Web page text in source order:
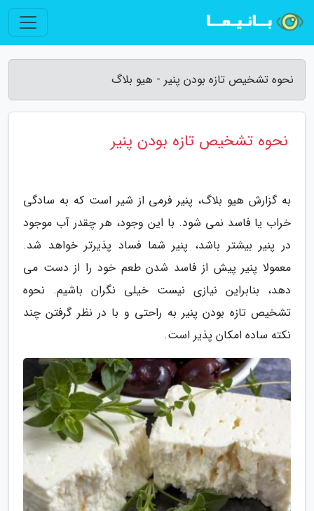
نحوه تشخیص تازه بودن پنیر - هیو بلاگ
نحوه تشخیص تازه بودن پنیر
به گزارش هیو بلاگ، پنیر فرمی از شیر است که به سادگی
خراب یا فاسد نمی شود. با این وجود، هر چقدر آب موجود
در پنیر بیشتر باشد، پنیر شما فساد پذیرتر خواهد شد.
معمولا پنیر پیش از فاسد شدن طعم خود را از دست می
دهد، بنابراین نیازی نیست خیلی نگران باشیم. نحوه
تشخیص تازه بودن پنیر به راحتی و با در نظر گرفتن چند
نکته ساده امکان پذیر است.